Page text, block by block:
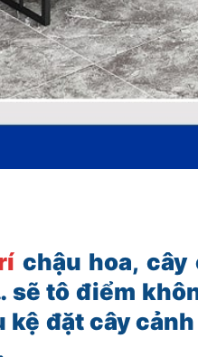
chậu hoa,
sẽ tô điểm
kệ đặt cây